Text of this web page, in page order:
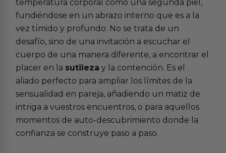
temperatura corporal como una segunda piel,
fundiéndose en un abrazo interno que es a la
vez tímido y profundo. No se trata de un
desafío, sino de una invitación a escuchar el
cuerpo de una manera diferente, a encontrar el
placer en la sutileza y la contención. Es el
aliado perfecto para ampliar los límites de la
sensualidad en pareja, añadiendo un matiz de
intriga a vuestros encuentros, o para aquellos
momentos de auto-descubrimiento donde la
confianza se construye paso a paso.